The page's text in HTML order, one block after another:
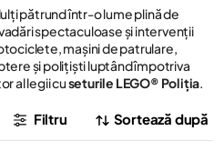
pătrund într-o lume plină de
spectaculoase și intervenții
mașini de patrulare,
și polițiști luptând împotriva
al legii cuseturile LEGO® Poliția.
Filtru Sortează după